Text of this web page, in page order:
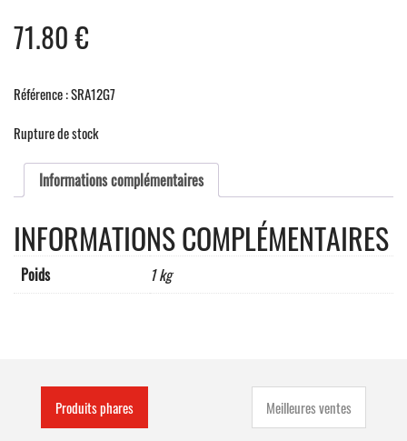
71.80€
Référence : SRA12G7
Rupture de stock
Informations complémentaires
INFORMATIONS COMPLÉMENTAIRES
Poids 1 kg
Produits phares Meilleures ventes